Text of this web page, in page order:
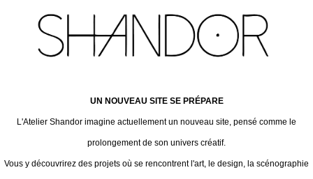
UN NOUVEAU SITE SE PRÉPARE
L'Atelier Shandor imagine actuellement un nouveau site, pensé comme le
prolongement de son univers créatif.
Vous y découvrirez des projets où se rencontrent l'art, le design, la scénographie